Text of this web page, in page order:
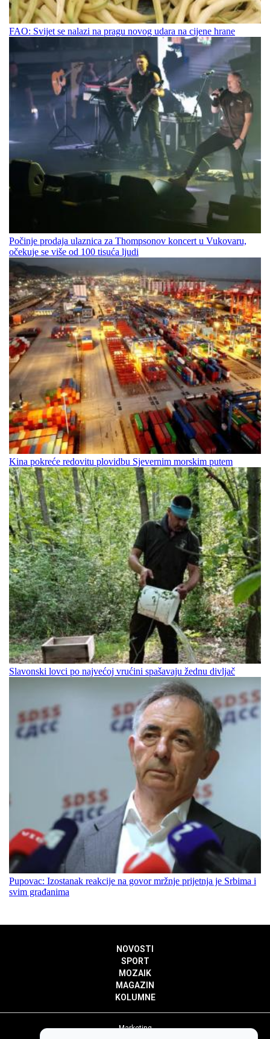
FAO: Svijet se nalazi na pragu novog udara na cijene hrane
Počinje prodaja ulaznica za Thompsonov koncert u Vukovaru,
očekuje se više od 100 tisuća ljudi
Kina pokreće redovitu plovidbu Sjevernim morskim putem
Slavonski lovci po najvećoj vrućini spašavaju žednu divljač
Pupovac: Izostanak reakcije na govor mržnje prijetnja je Srbima i
svim građanima
NOVOSTI
SPORT
MOZAIK
MAGAZIN
KOLUMNE
Marketing